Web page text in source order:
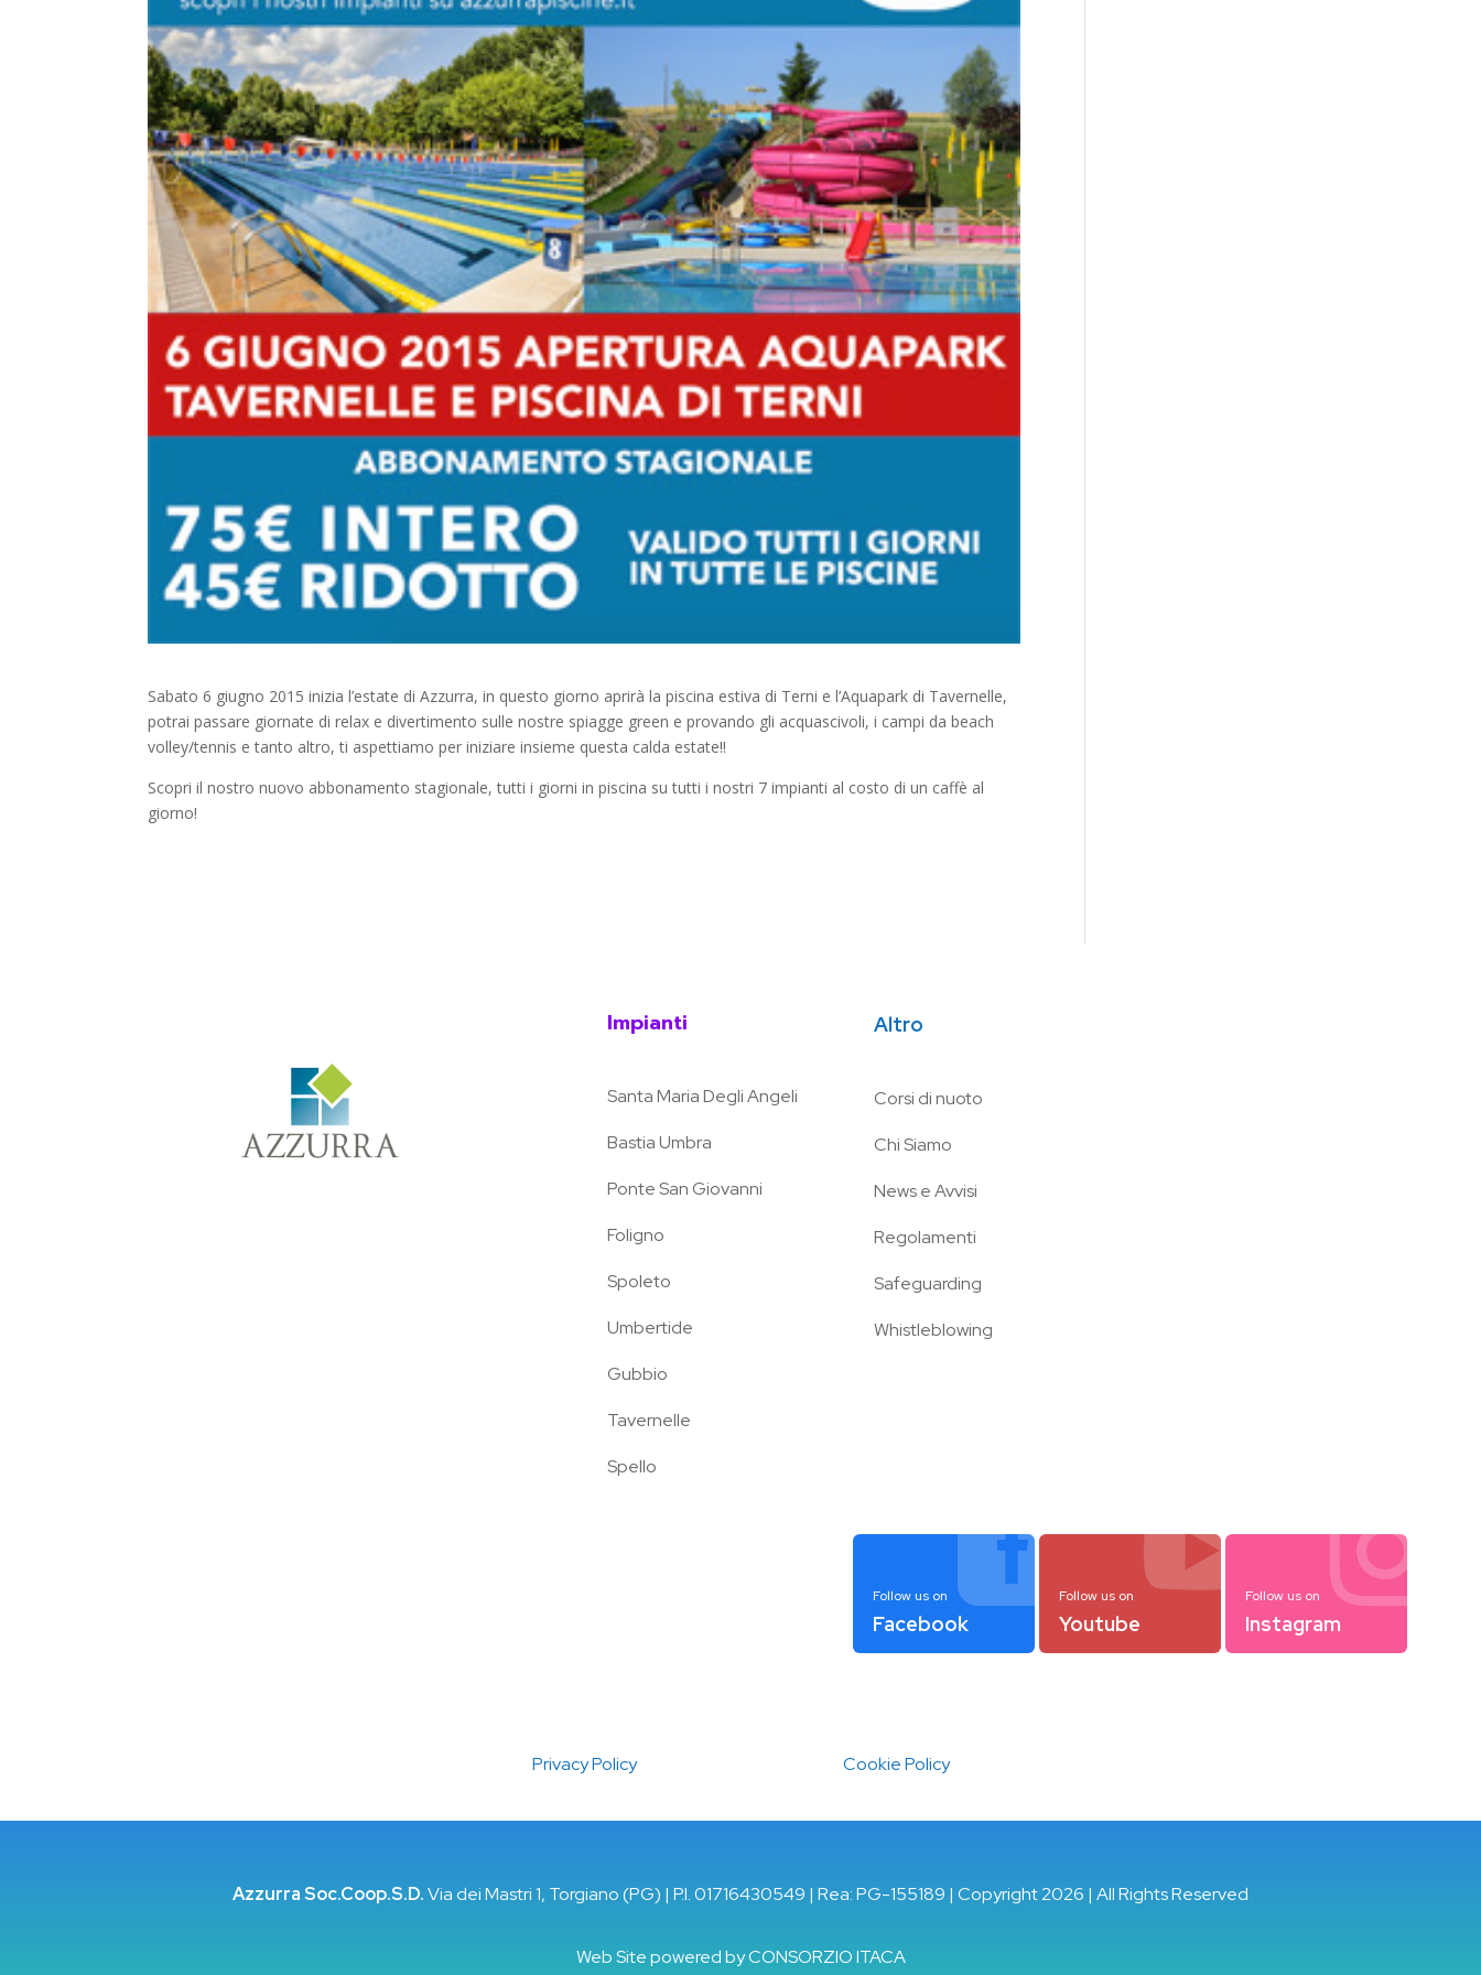
Sabato 6 giugno 2015 inizia l’estate di Azzurra, in questo giorno aprirà la piscina estiva di Terni e l’Aquapark di Tavernelle,
potrai passare giornate di relax e divertimento sulle nostre spiagge green e provando gli acquascivoli, i campi da beach
volley/tennis e tanto altro, ti aspettiamo per iniziare insieme questa calda estate!!
Scopri il nostro nuovo abbonamento stagionale, tutti i giorni in piscina su tutti i nostri 7 impianti al costo di un caffè al
giorno!
Impianti
Santa Maria Degli Angeli
Bastia Umbra
Ponte San Giovanni
Foligno
Spoleto
Umbertide
Gubbio
Tavernelle
Spello
Altro
Corsi di nuoto
Chi Siamo
News e Avvisi
Regolamenti
Safeguarding
Whistleblowing

Follow us on
Facebook

Follow us on
Youtube

Follow us on
Instagram
Privacy Policy Cookie Policy
Azzurra Soc.Coop.S.D.Via dei Mastri 1, Torgiano (PG) | P.I. 01716430549 | Rea: PG-155189 | Copyright 2026 | All Rights Reserved
Web Site powered byCONSORZIO ITACA